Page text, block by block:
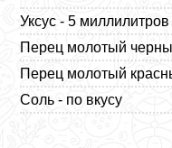
Уксус - 5 миллилитров
Перец молотый
Перец молотый
Соль - по вкусу